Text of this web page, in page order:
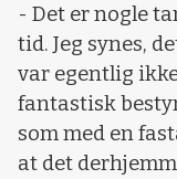
- Det er nogle
tid. Jeg synes,
var egentlig
fantastisk
som med en
at det